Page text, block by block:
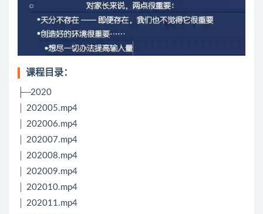
课程目录：
├─2020
│ 202005.mp4
│ 202006.mp4
│ 202007.mp4
│ 202008.mp4
│ 202009.mp4
│ 202010.mp4
│ 202011.mp4